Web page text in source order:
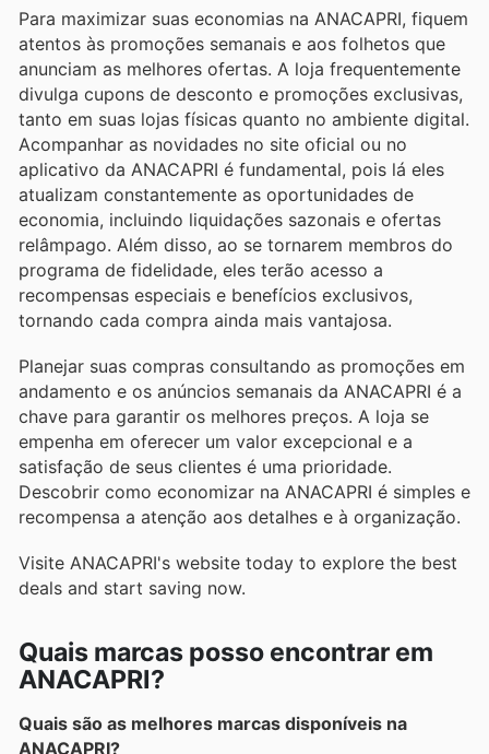
Para maximizar suas economias na ANACAPRI, fiquem
atentos às promoções semanais e aos folhetos que
anunciam as melhores ofertas. A loja frequentemente
divulga cupons de desconto e promoções exclusivas,
tanto em suas lojas físicas quanto no ambiente digital.
Acompanhar as novidades no site oficial ou no
aplicativo da ANACAPRI é fundamental, pois lá eles
atualizam constantemente as oportunidades de
economia, incluindo liquidações sazonais e ofertas
relâmpago. Além disso, ao se tornarem membros do
programa de fidelidade, eles terão acesso a
recompensas especiais e benefícios exclusivos,
tornando cada compra ainda mais vantajosa.
Planejar suas compras consultando as promoções em
andamento e os anúncios semanais da ANACAPRI é a
chave para garantir os melhores preços. A loja se
empenha em oferecer um valor excepcional e a
satisfação de seus clientes é uma prioridade.
Descobrir como economizar na ANACAPRI é simples e
recompensa a atenção aos detalhes e à organização.
Visite ANACAPRI's website today to explore the best
deals and start saving now.
Quais marcas posso encontrar em
ANACAPRI?
Quais são as melhores marcas disponíveis na
ANACAPRI?